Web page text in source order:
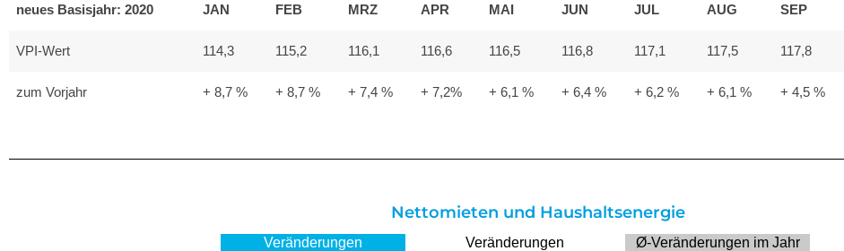
neues Basisjahr: 2020 JAN FEB MRZ APR MAI JUN JUL AUG SEP
VPI-Wert 114,3 115,2 116,1 116,6 116,5 116,8 117,1 117,5 117,8
zum Vorjahr + 8,7 % + 8,7 % + 7,4 % + 7,2% + 6,1 % + 6,4 % + 6,2 % + 6,1 % + 4,5 %
Nettomieten und Haushaltsenergie
Veränderungen
Veränderungen
Ø-Veränderungen im Jahr